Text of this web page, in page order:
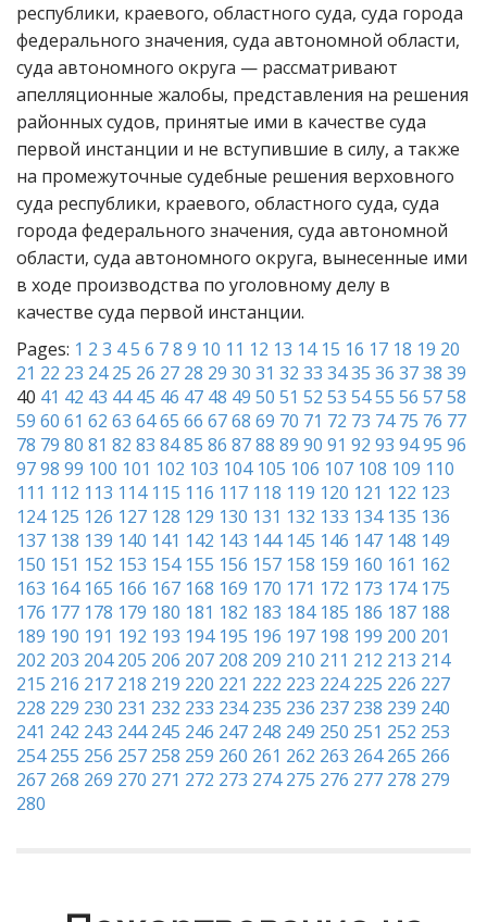
республики, краевого, областного суда, суда города
федерального значения, суда автономной области,
суда автономного округа — рассматривают
апелляционные жалобы, представления на решения
районных судов, принятые ими в качестве суда
первой инстанции и не вступившие в силу, а также
на промежуточные судебные решения верховного
суда республики, краевого, областного суда, суда
города федерального значения, суда автономной
области, суда автономного округа, вынесенные ими
в ходе производства по уголовному делу в
качестве суда первой инстанции.
Pages: 1 2 3 45 6 78 9 10 11 12 13 14 15 16 17 18 19 20
21 22 23 24 25 26 27 28 29 30 31 32 33 3435 36 3738 39
40 41 42 43 44 45 46 47 48 49 50 51 52 53 5455 56 5758
59 60 61 62 63 6465 66 6768 69 70 71 72 73 74 75 76 77
78 79 80 81 82 83 8485 86 8788 89 90 91 92 93 9495 96
9798 99 100 101 102 103 104 105 106 107 108 109 110
111 112 113 114 115 116 117 118 119 120 121 122 123
124 125 126 127 128 129 130 131 132 133 134 135 136
137 138 139 140 141 142 143 144 145 146 147 148 149
150 151 152 153 154 155 156 157 158 159 160 161 162
163 164 165 166 167 168 169 170 171 172 173 174 175
176 177 178 179 180 181 182 183 184 185 186 187 188
189 190 191 192 193 194 195 196 197 198 199 200 201
202 203 204 205 206 207 208 209 210 211 212 213 214
215 216 217 218 219 220 221 222 223 224 225 226 227
228 229 230 231 232 233 234 235 236 237 238 239 240
241 242 243 244 245 246 247 248 249 250 251 252 253
254 255 256 257 258 259 260 261 262 263 264 265 266
267 268 269 270 271 272 273 274 275 276 277 278 279
280